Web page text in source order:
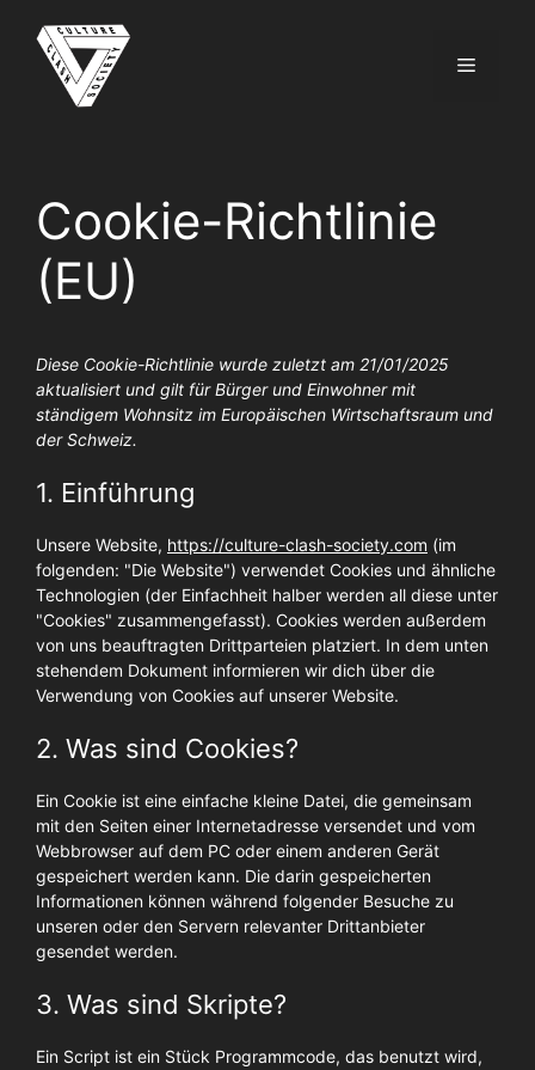
Inhalt
springen
Menü
Cookie-Richtlinie
(EU)
Diese Cookie-Richtlinie wurde zuletzt am 21/01/2025
aktualisiert und gilt für Bürger und Einwohner mit
ständigem Wohnsitz im Europäischen Wirtschaftsraum und
der Schweiz.
1. Einführung
Unsere Website, https://culture-clash-society.com (im
folgenden: "Die Website") verwendet Cookies und ähnliche
Technologien (der Einfachheit halber werden all diese unter
"Cookies" zusammengefasst). Cookies werden außerdem
von uns beauftragten Drittparteien platziert. In dem unten
stehendem Dokument informieren wir dich über die
Verwendung von Cookies auf unserer Website.
2. Was sind Cookies?
Ein Cookie ist eine einfache kleine Datei, die gemeinsam
mit den Seiten einer Internetadresse versendet und vom
Webbrowser auf dem PC oder einem anderen Gerät
gespeichert werden kann. Die darin gespeicherten
Informationen können während folgender Besuche zu
unseren oder den Servern relevanter Drittanbieter
gesendet werden.
3. Was sind Skripte?
Ein Script ist ein Stück Programmcode, das benutzt wird,